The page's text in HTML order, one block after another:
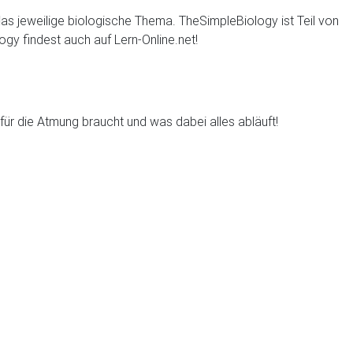
jeweilige biologische Thema. TheSimpleBiology ist Teil von
findest auch auf Lern-Online.net!
die Atmung braucht und was dabei alles abläuft!